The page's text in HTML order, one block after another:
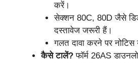
करें।
सेक्शन 80C, 80D जैसे
दस्तावेज जरूरी हैं।
गलत दावा करने पर
कैसे टालें? फॉर्म 26AS